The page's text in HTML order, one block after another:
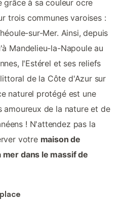
grâce à sa couleur ocre
trois communes varoises :
sur-Mer. Ainsi, depuis
Mandelieu-la-Napoule au
l'Estérel et ses reliefs
de la Côte d'Azur sur
naturel protégé est une
de la nature et de
! N'attendez pas la
votre maison de
dans le massif de